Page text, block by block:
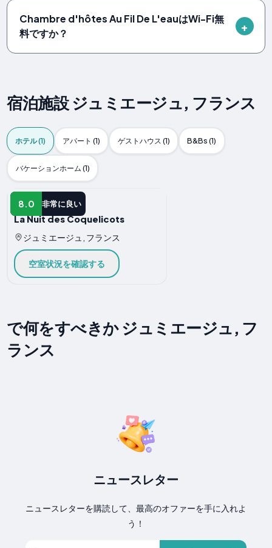
Chambre d'hôtes Au Fil De L'eauはWi-Fi無
料ですか？
宿泊施設 ジュミエージュ, フランス
ホテル (1) アパート (1) ゲストハウス (1) B&Bs (1)
バケーションホーム (1)
8.0 非常に良い
ホテル
La Nuit des Coquelicots
ジュミエージュ, フランス
空室状況を確認する
で何をすべきか ジュミエージュ, フ
ランス
ニュースレター
ニュースレターを購読して、最高のオファーを手に入れよ
う！